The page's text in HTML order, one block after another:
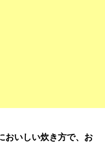
おいしい炊き方で、お